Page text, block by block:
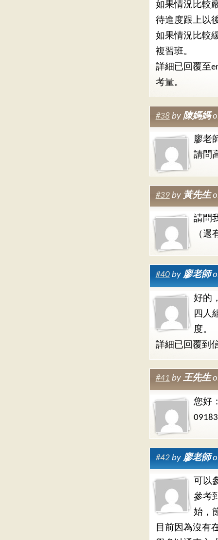
如果情況比較
待進度跟上以
如果情況比較
複習班。
詳細已回覆至
考量。
#38by 陳媽媽
廖老
請問
#39by 黃先生
請問
（還
#40by 廖老師
好的
四人
度。
詳細已回覆到
#41 by 王先生
您好
#42by 廖老師
可以
參考
始，
目前因為沒有